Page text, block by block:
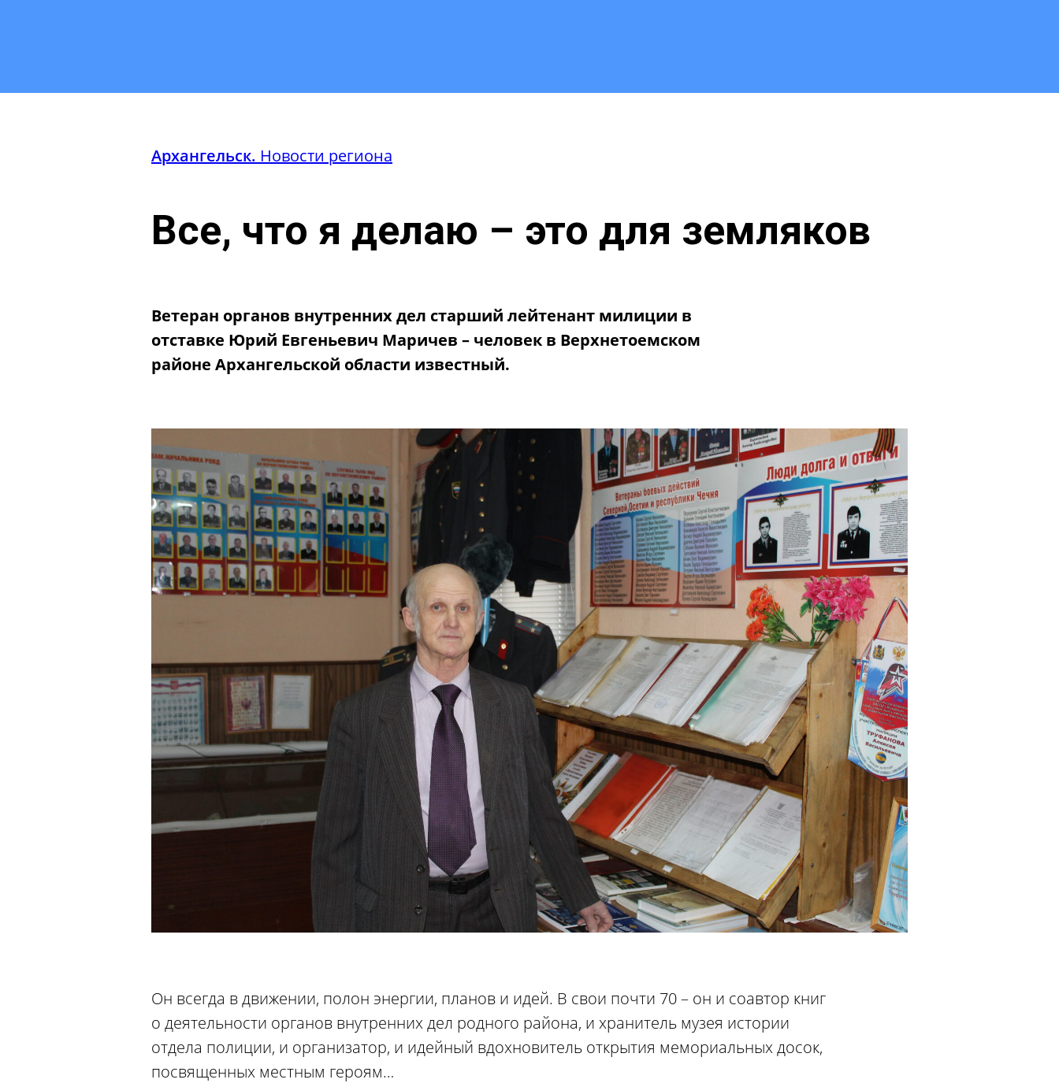
Архангельск. Новости региона
Все, что я делаю – это для земляков
Ветеран органов внутренних дел старший лейтенант милиции в
отставке Юрий Евгеньевич Маричев – человек в Верхнетоемском
районе Архангельской области известный.
Он всегда в движении, полон энергии, планов и идей. В свои почти 70 – он и соавтор книг
о деятельности органов внутренних дел родного района, и хранитель музея истории
отдела полиции, и организатор, и идейный вдохновитель открытия мемориальных досок,
посвященных местным героям…